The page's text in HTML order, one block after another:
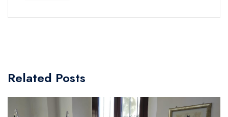
Related Posts